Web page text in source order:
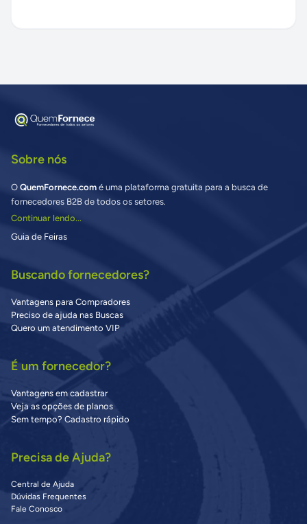
Sobre nós
O QuemFornece.com é uma plataforma gratuita para a busca de
fornecedores B2B de todos os setores.
Continuar lendo...
Guia de Feiras
Buscando fornecedores?
Vantagens para Compradores
Preciso de ajuda nas Buscas
Quero um atendimento VIP
É um fornecedor?
Vantagens em cadastrar
Veja as opções de planos
Sem tempo? Cadastro rápido
Precisa de Ajuda?
Central de Ajuda
Dúvidas Frequentes
Fale Conosco